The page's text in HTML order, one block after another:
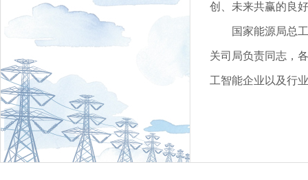
创、未来共赢的良
国家能源局总
关司局负责同志，
工智能企业以及行